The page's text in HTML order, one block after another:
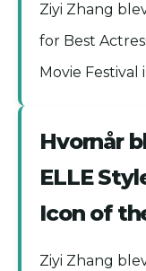
Ziyi Zhang
for Best
Movie Festival
Hvornår
ELLE
Icon of
Ziyi Zhang